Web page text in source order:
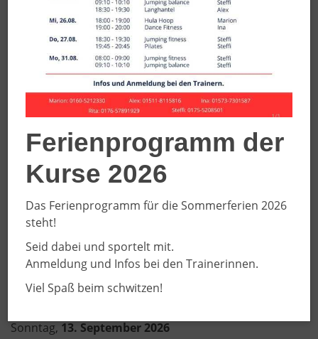
Liebe Volleyballfreunde,
wir laden Euch herzlich zur 39. Auflage unserer
Volleyball-Turniere ein:
Sonntag, 13. September 2026
Ferienprogramm der
Kurse 2026
Das Ferienprogramm für die Sommerferien 2026
steht!
Seid dabei und sportelt mit.
Anmeldung und Infos bei den Trainerinnen.
Viel Spaß beim schwitzen!